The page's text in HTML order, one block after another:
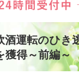
酒運転のひき
得～前編～